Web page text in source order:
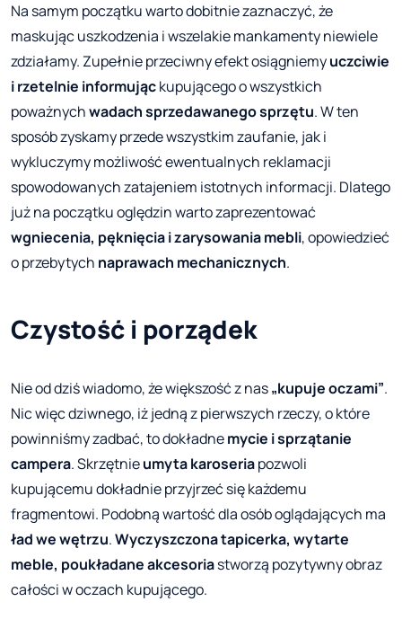
Na samym początku warto dobitnie zaznaczyć, że
maskując uszkodzenia i wszelakie mankamenty niewiele
zdziałamy. Zupełnie przeciwny efekt osiągniemyuczciwie
i rzetelnie informująckupującego o wszystkich
poważnychwadach sprzedawanego sprzętu. W ten
sposób zyskamy przede wszystkim zaufanie, jak i
wykluczymy możliwość ewentualnych reklamacji
spowodowanych zatajeniem istotnych informacji. Dlatego
już na początku oględzin warto zaprezentować
wgniecenia, pęknięcia i zarysowania mebli, opowiedzieć
o przebytych naprawach mechanicznych.
Czystość i porządek
Nie od dziś wiadomo, że większość z nas„kupuje oczami”.
Nic więc dziwnego, iż jedną z pierwszych rzeczy, o które
powinniśmy zadbać, to dokładnemycie i sprzątanie
campera. Skrzętnieumyta karoseriapozwoli
kupującemu dokładnie przyjrzeć się każdemu
fragmentowi. Podobną wartość dla osób oglądających ma
ład we wętrzu.Wyczyszczona tapicerka, wytarte
meble, poukładane akcesoriastworzą pozytywny obraz
całości w oczach kupującego.